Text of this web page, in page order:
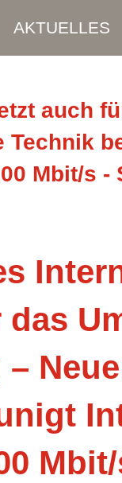
AKTUELLES
auch
Technik
Mbit/s -